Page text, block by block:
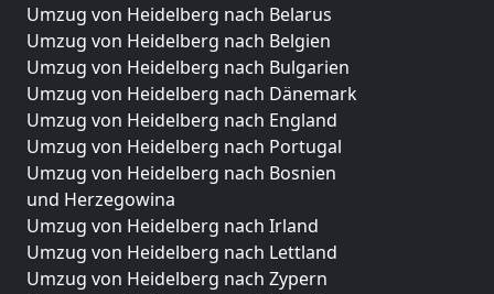
Umzug von Heidelberg nach Belarus
Umzug von Heidelberg nach Belgien
Umzug von Heidelberg nach Bulgarien
Umzug von Heidelberg nach Dänemark
Umzug von Heidelberg nach England
Umzug von Heidelberg nach Portugal
Umzug von Heidelberg nach Bosnien
und Herzegowina
Umzug von Heidelberg nach Irland
Umzug von Heidelberg nach Lettland
Umzug von Heidelberg nach Zypern